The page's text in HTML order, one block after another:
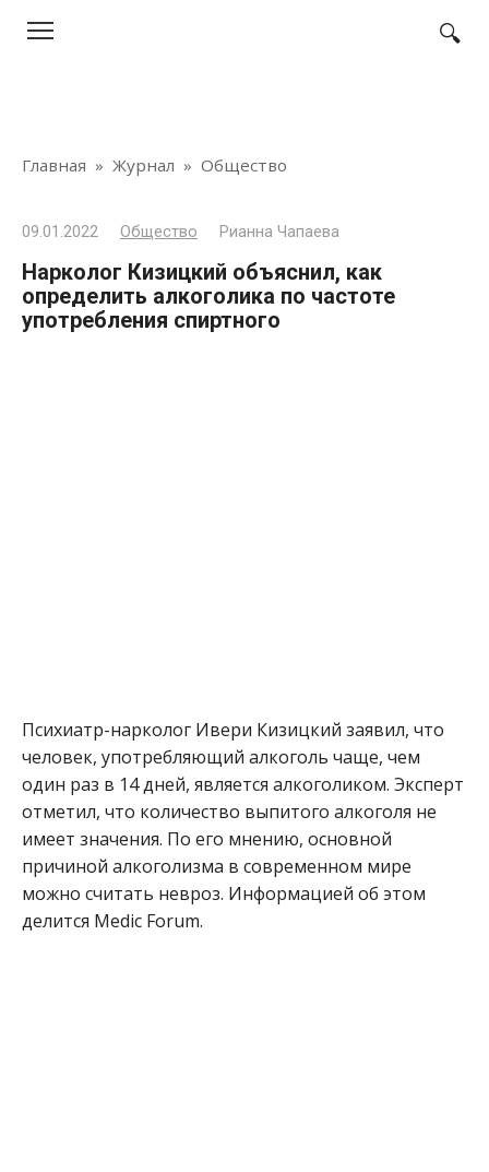
Главная » Журнал » Общество
09.01.2022 Общество Рианна Чапаева
Нарколог Кизицкий объяснил, как
определить алкоголика по частоте
употребления спиртного
Психиатр-нарколог Ивери Кизицкий заявил, что
человек, употребляющий алкоголь чаще, чем
один раз в 14 дней, является алкоголиком. Эксперт
отметил, что количество выпитого алкоголя не
имеет значения. По его мнению, основной
причиной алкоголизма в современном мире
можно считать невроз. Информацией об этом
делится Medic Forum.